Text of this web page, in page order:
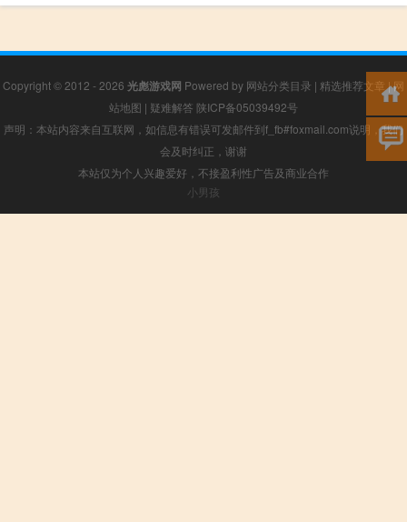
Copyright © 2012 - 2026 光彪游戏网 Powered by 网站分类目录 | 精选推荐文章 |网
站地图 | 疑难解答 陕ICP备05039492号
声明：本站内容来自互联网，如信息有错误可发邮件到f_fb#foxmail.com说明，我们
会及时纠正，谢谢
本站仅为个人兴趣爱好，不接盈利性广告及商业合作
小男孩